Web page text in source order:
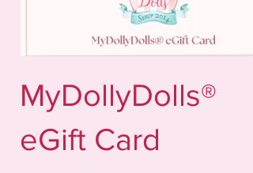
MyDollyDolls®
eGift Card